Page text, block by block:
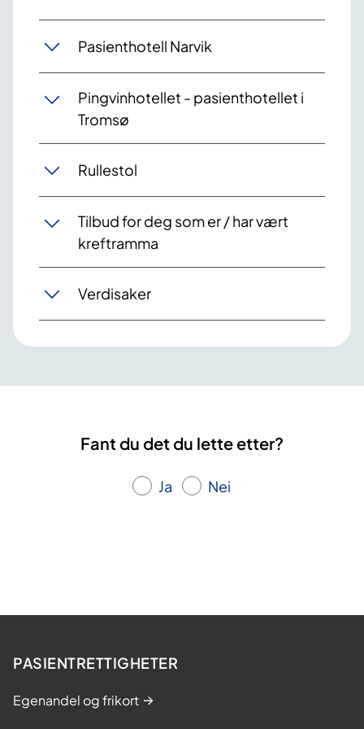
Pasienthotell Narvik
Pingvinhotellet - pasienthotellet i
Tromsø
Rullestol
Tilbud for deg som er / har vært
kreftramma
Verdisaker
Fant du det du lette etter?
Ja Nei
PASIENTRETTIGHETER
Egenandel og frikort